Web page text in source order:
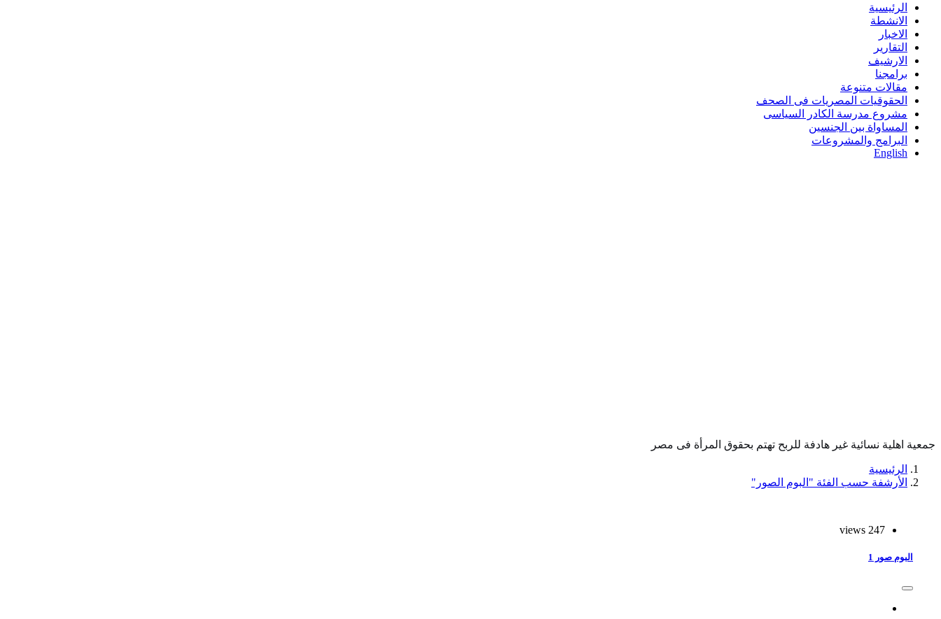
الرئيسية
الانشطة
الاخبار
التقارير
الارشيف
برامجنا
مقالات متنوعة
الحقوقيات المصريات فى الصحف
مشروع مدرسة الكادر السياسى
المساواة بين الجنسين
البرامج والمشروعات
English
جمعية اهلية نسائية غير هادفة للربح تهتم بحقوق المرأة فى مصر
الرئيسية
الأرشفة حسب الفئة "البوم الصور"
247 views
البوم صور 1